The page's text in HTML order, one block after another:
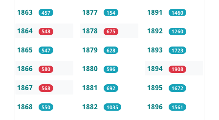
1863 457
1864 548
1865 547
1866 580
1867 568
1868 550
1877 154
1878 675
1879 628
1880 596
1881 692
1882 1035
1891 1460
1892 1260
1893 1723
1894 1908
1895 1672
1896 1561